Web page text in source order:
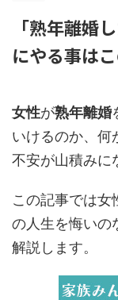
「熟年離婚
にやる事は
女性が熟年離婚
いけるのか、何
不安が山積みに
この記事では女
の人生を悔いの
解説します。